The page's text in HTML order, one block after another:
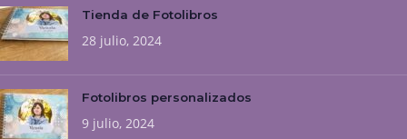
Tienda de Fotolibros
28 julio, 2024
Fotolibros personalizados
9 julio, 2024